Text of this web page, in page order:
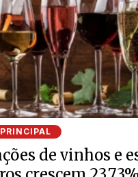
de vinhos e